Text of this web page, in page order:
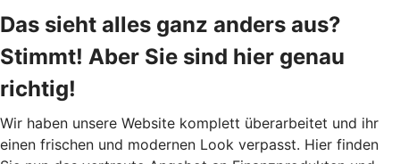
Das sieht alles ganz anders aus?
Stimmt! Aber Sie sind hier genau
richtig!
Wir haben unsere Website komplett überarbeitet und ihr
einen frischen und modernen Look verpasst. Hier finden